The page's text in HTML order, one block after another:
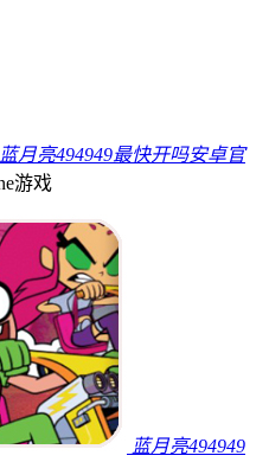
蓝月亮494949最快开吗安卓官
游戏
蓝月亮494949